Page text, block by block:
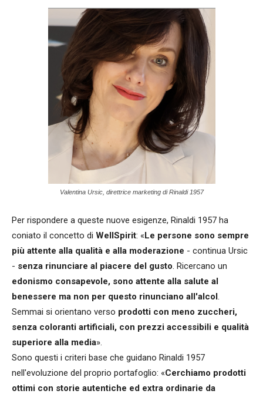
Valentina Ursic, direttrice marketing di Rinaldi 1957
Per rispondere a queste nuove esigenze, Rinaldi 1957 ha
coniato il concetto di WellSpirit: «Le persone sono sempre
più attente alla qualità e alla moderazione - continua Ursic
- senza rinunciare al piacere del gusto. Ricercano un
edonismo consapevole, sono attente alla salute al
benessere ma non per questo rinunciano all'alcol.
Semmai si orientano verso prodotti con meno zuccheri,
senza coloranti artificiali, con prezzi accessibili e qualità
superiore alla media».
Sono questi i criteri base che guidano Rinaldi 1957
nell'evoluzione del proprio portafoglio: «Cerchiamo prodotti
ottimi con storie autentiche ed extra ordinarie da